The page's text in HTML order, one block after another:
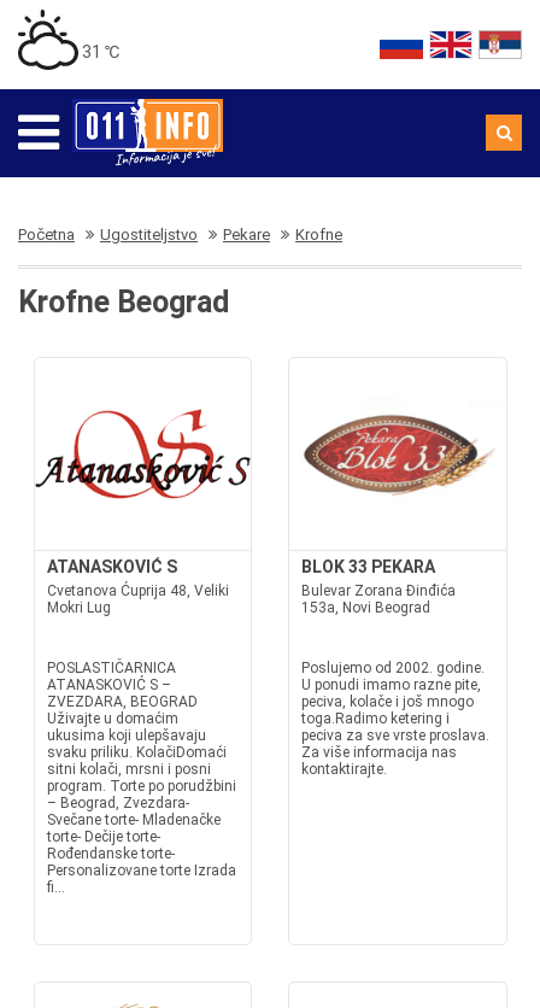
31 ℃
Početna Ugostiteljstvo Pekare Krofne
Krofne Beograd
ATANASKOVIĆ S
Cvetanova Ćuprija 48, Veliki
Mokri Lug
POSLASTIČARNICA
ATANASKOVIĆ S –
ZVEZDARA, BEOGRAD
Uživajte u domaćim
ukusima koji ulepšavaju
svaku priliku. KolačiDomaći
sitni kolači, mrsni i posni
program. Torte po porudžbini
– Beograd, Zvezdara-
Svečane torte- Mladenačke
torte- Dečije torte-
Rođendanske torte-
Personalizovane torte Izrada
fi...
BLOK 33 PEKARA
Bulevar Zorana Đinđića
153a, Novi Beograd
Poslujemo od 2002. godine.
U ponudi imamo razne pite,
peciva, kolače i još mnogo
toga.Radimo ketering i
peciva za sve vrste proslava.
Za više informacija nas
kontaktirajte.